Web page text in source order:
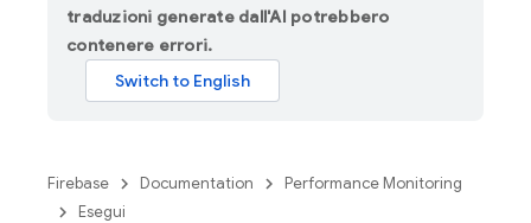
traduzioni generate dall'AI potrebbero
contenere errori.
Firebase Documentation
Performance Monitoring
Esegui